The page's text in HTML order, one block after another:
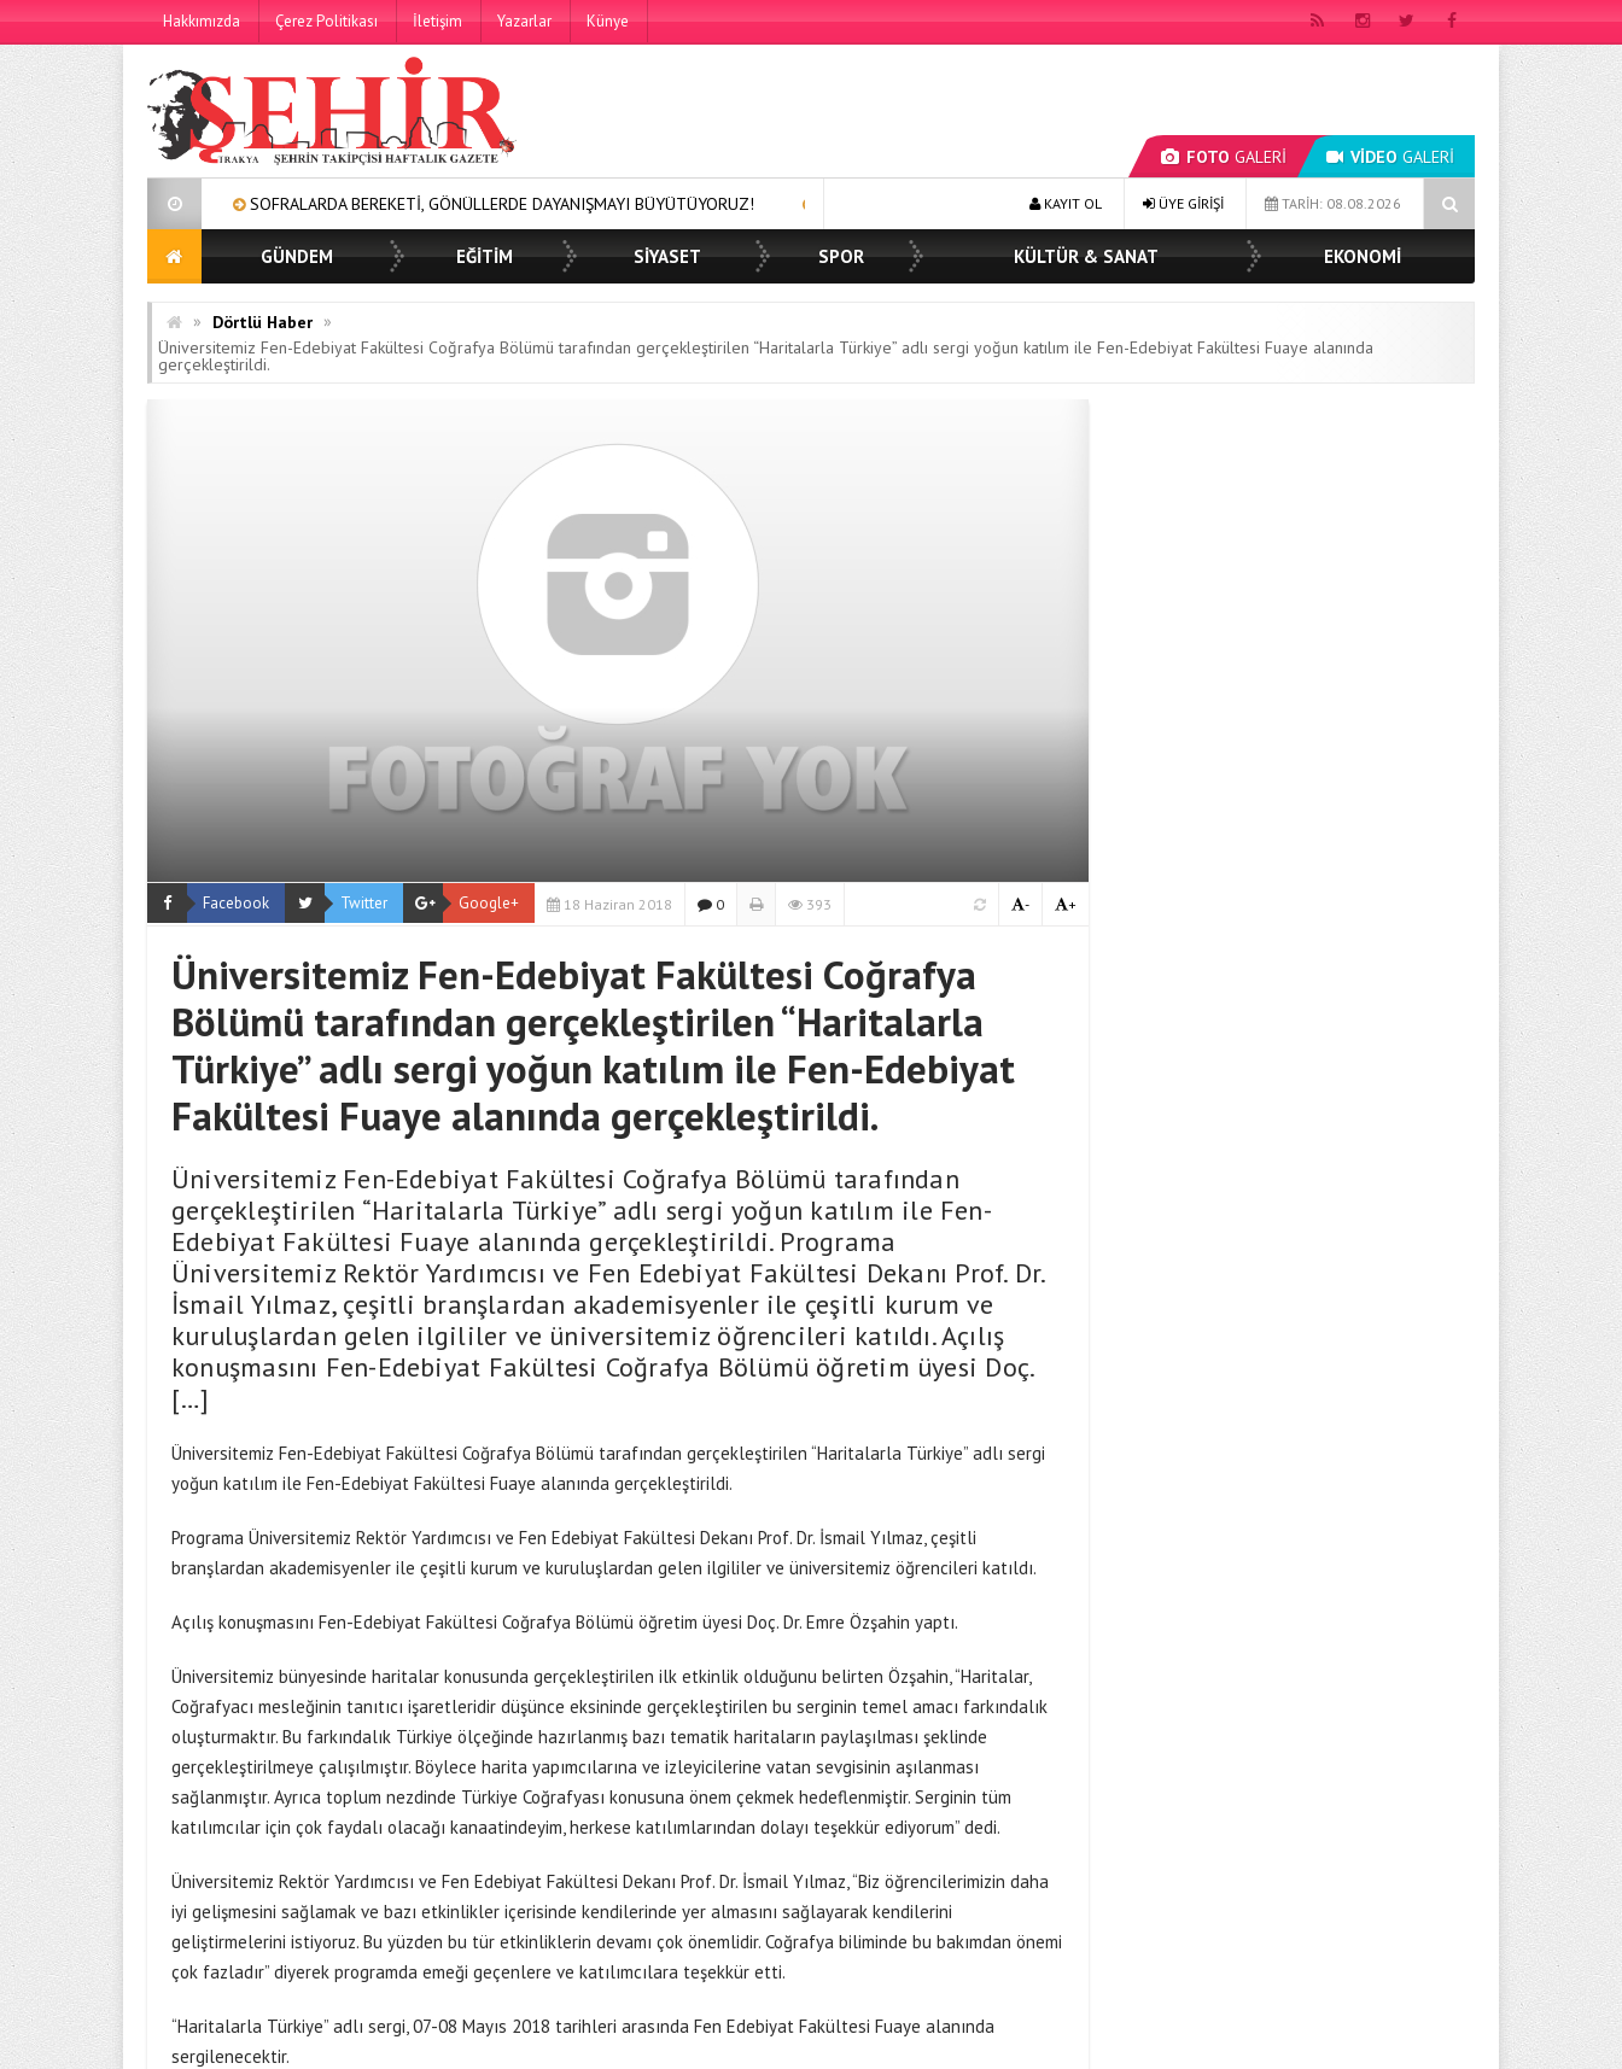
Hakkımızda Çerez Politikası İletişim Yazarlar Künye
FOTO GALERİ VİDEO GALERİ
SOFRALARDA BEREKETİ, GÖNÜLLERDE DAYANIŞMAYI BÜYÜTÜYORUZ! 250 BİN ÖĞÜN, BİNLERCE YÜZE GÜLÜMSEME BAŞKAN MÜGE YILDIZ TOPAK: ‘SOSYAL BELEDİYECİLİKTE HİÇBİR
TARİH: 08.08.2026
ÜYE GİRİŞİ
KAYIT OL
GÜNDEM EĞİTİM SİYASET SPOR KÜLTÜR & SANAT EKONOMİ
» Dörtlü Haber »
Üniversitemiz Fen-Edebiyat Fakültesi Coğrafya Bölümü tarafından gerçekleştirilen “Haritalarla Türkiye” adlı sergi yoğun katılım ile Fen-Edebiyat Fakültesi Fuaye alanında
gerçekleştirildi.
Facebook Twitter Google+ 18 Haziran 2018 0 393 +
-
Üniversitemiz Fen-Edebiyat Fakültesi Coğrafya
Bölümü tarafından gerçekleştirilen “Haritalarla
Türkiye” adlı sergi yoğun katılım ile Fen-Edebiyat
Fakültesi Fuaye alanında gerçekleştirildi.
Üniversitemiz Fen-Edebiyat Fakültesi Coğrafya Bölümü tarafından
gerçekleştirilen “Haritalarla Türkiye” adlı sergi yoğun katılım ile Fen-
Edebiyat Fakültesi Fuaye alanında gerçekleştirildi. Programa
Üniversitemiz Rektör Yardımcısı ve Fen Edebiyat Fakültesi Dekanı Prof. Dr.
İsmail Yılmaz, çeşitli branşlardan akademisyenler ile çeşitli kurum ve
kuruluşlardan gelen ilgililer ve üniversitemiz öğrencileri katıldı. Açılış
konuşmasını Fen-Edebiyat Fakültesi Coğrafya Bölümü öğretim üyesi Doç.
[…]
Üniversitemiz Fen-Edebiyat Fakültesi Coğrafya Bölümü tarafından gerçekleştirilen “Haritalarla Türkiye” adlı sergi
yoğun katılım ile Fen-Edebiyat Fakültesi Fuaye alanında gerçekleştirildi.
Programa Üniversitemiz Rektör Yardımcısı ve Fen Edebiyat Fakültesi Dekanı Prof. Dr. İsmail Yılmaz, çeşitli
branşlardan akademisyenler ile çeşitli kurum ve kuruluşlardan gelen ilgililer ve üniversitemiz öğrencileri katıldı.
Açılış konuşmasını Fen-Edebiyat Fakültesi Coğrafya Bölümü öğretim üyesi Doç. Dr. Emre Özşahin yaptı.
Üniversitemiz bünyesinde haritalar konusunda gerçekleştirilen ilk etkinlik olduğunu belirten Özşahin, “Haritalar,
Coğrafyacı mesleğinin tanıtıcı işaretleridir düşünce eksininde gerçekleştirilen bu serginin temel amacı farkındalık
oluşturmaktır. Bu farkındalık Türkiye ölçeğinde hazırlanmış bazı tematik haritaların paylaşılması şeklinde
gerçekleştirilmeye çalışılmıştır. Böylece harita yapımcılarına ve izleyicilerine vatan sevgisinin aşılanması
sağlanmıştır. Ayrıca toplum nezdinde Türkiye Coğrafyası konusuna önem çekmek hedeflenmiştir. Serginin tüm
katılımcılar için çok faydalı olacağı kanaatindeyim, herkese katılımlarından dolayı teşekkür ediyorum” dedi.
Üniversitemiz Rektör Yardımcısı ve Fen Edebiyat Fakültesi Dekanı Prof. Dr. İsmail Yılmaz, “Biz öğrencilerimizin daha
iyi gelişmesini sağlamak ve bazı etkinlikler içerisinde kendilerinde yer almasını sağlayarak kendilerini
geliştirmelerini istiyoruz. Bu yüzden bu tür etkinliklerin devamı çok önemlidir. Coğrafya biliminde bu bakımdan önemi
çok fazladır” diyerek programda emeği geçenlere ve katılımcılara teşekkür etti.
“Haritalarla Türkiye” adlı sergi, 07-08 Mayıs 2018 tarihleri arasında Fen Edebiyat Fakültesi Fuaye alanında
sergilenecektir.